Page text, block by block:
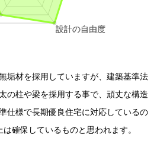
垢材を採用していますが、建築基準法
の柱や梁を採用する事で、頑丈な構造
仕様で長期優良住宅に対応しているの
確保しているものと思われます。